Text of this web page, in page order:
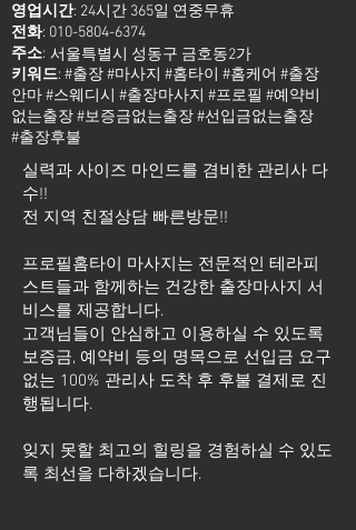
영업시간: 24시간 365일 연중무휴
전화: 010-5804-6374
주소:
키워드: #출장 #마사지 #홈타이 #홈케어 #출장
안마 #스웨디시 #출장마사지 #프로필 #예약비
없는출장 #보증금없는출장 #선입금없는출장
#출장후불
서울특별시 성동구 금호동2가
실력과 사이즈 마인드를 겸비한 관리사 다
수!!
전 지역 친절상담 빠른방문!!
프로필홈타이 마사지는 전문적인 테라피
스트들과 함께하는 건강한 출장마사지 서
비스를 제공합니다.
고객님들이 안심하고 이용하실 수 있도록
보증금, 예약비 등의 명목으로 선입금 요구
없는 100% 관리사 도착 후 후불 결제로 진
행됩니다.
잊지 못할 최고의 힐링을 경험하실 수 있도
록 최선을 다하겠습니다.